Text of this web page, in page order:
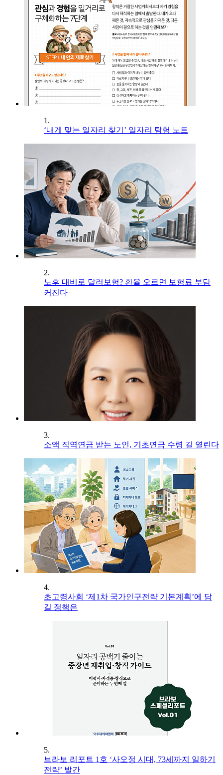
1.
‘내게 맞는 일자리 찾기’ 일자리 탐험 노트
2.
노후 대비로 달러보험? 환율 오르면 보험료 부담
커진다
3.
소액 직역연금 받는 노인, 기초연금 수령 길 열린다
4.
초고령사회 ‘제1차 국가인구전략 기본계획’에 담
길 정책은
5.
브라보 리포트 1호 ‘사오정 시대, 73세까지 일하기
전략’ 발간